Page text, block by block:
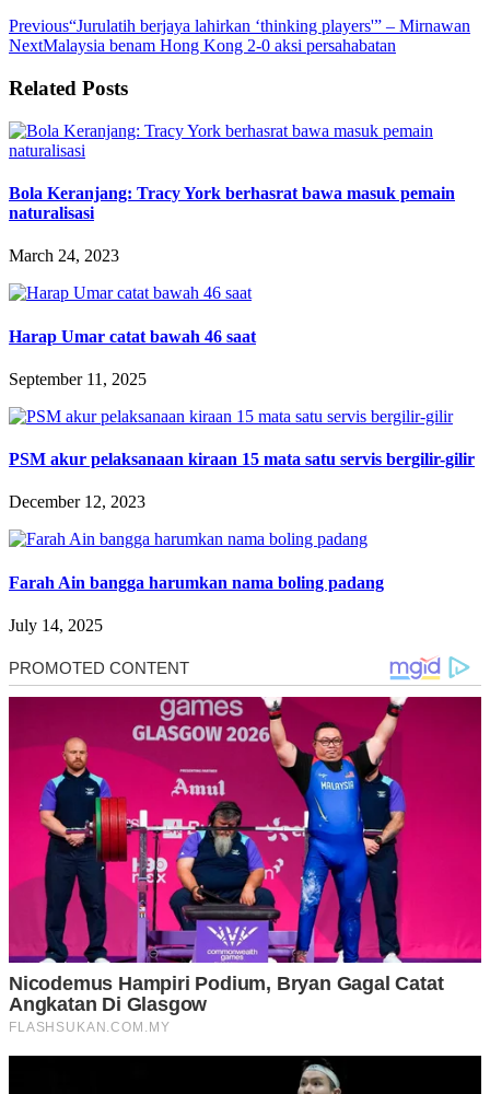
Previous“Jurulatih berjaya lahirkan ‘thinking players'” – Mirnawan
NextMalaysia benam Hong Kong 2-0 aksi persahabatan
Related Posts
Bola Keranjang: Tracy York berhasrat bawa masuk pemain
naturalisasi
March 24, 2023
Harap Umar catat bawah 46 saat
September 11, 2025
PSM akur pelaksanaan kiraan 15 mata satu servis bergilir-gilir
December 12, 2023
Farah Ain bangga harumkan nama boling padang
July 14, 2025